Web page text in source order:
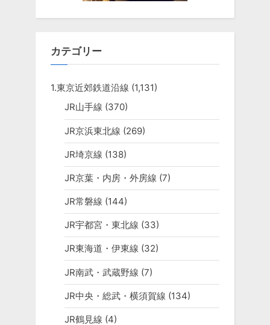
カテゴリー
1.東京近郊鉄道沿線 (1,131)
JR山手線 (370)
JR京浜東北線 (269)
JR埼京線 (138)
JR京葉・内房・外房線 (7)
JR常磐線 (144)
JR宇都宮・東北線 (33)
JR東海道・伊東線 (32)
JR南武・武蔵野線 (7)
JR中央・総武・横須賀線 (134)
JR鶴見線 (4)